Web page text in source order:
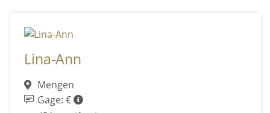
Lina-Ann
Mengen
Gage: €